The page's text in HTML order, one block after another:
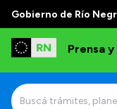
Gobierno de Río
Prensa